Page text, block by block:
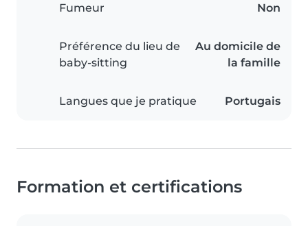
Fumeur Non
Préférence du lieu de
baby-sitting
Au domicile de
la famille
Langues que je pratique Portugais
Formation et certifications